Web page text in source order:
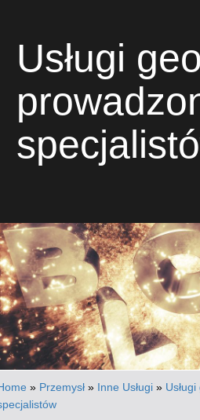
Usługi
» Przemysł » Inne Usługi »